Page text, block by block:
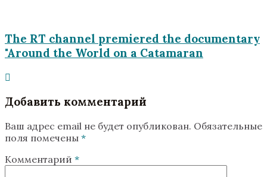
The RT channel premiered the documentary
"Around the World on a Catamaran
Добавить комментарий
Ваш адрес email не будет опубликован. Обязательные
поля помечены *
Комментарий *